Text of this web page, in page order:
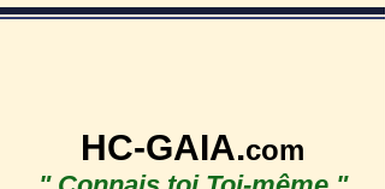
HC-GAIA.com